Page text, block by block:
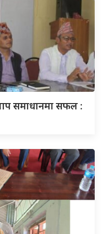
समाधानमा सफल :